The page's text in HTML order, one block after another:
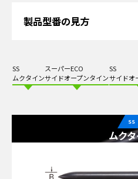
製品型番の見方
SS
ムクタイン
スーパーECO
サイドオープンタイン
SS
サイドオ
SS
ムク